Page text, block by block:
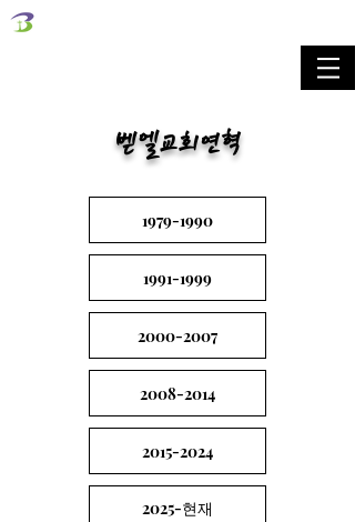
벧엘교회연혁
1979-1990
1991-1999
2000-2007
2008-2014
2015-2024
2025-현재